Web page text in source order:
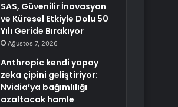
SAS, Güvenilir İnovasyon
ve Küresel Etkiyle Dolu 50
Yılı Geride Bırakıyor
Ağustos 7, 2026
Anthropic kendi yapay
zeka çipini geliştiriyor:
Nvidia’ya bağımlılığı
azaltacak hamle